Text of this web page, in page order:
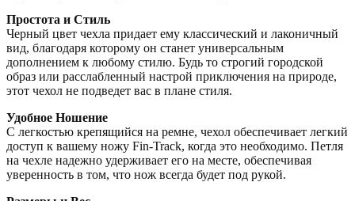
Простота и Стиль
Черный цвет чехла придает ему классический и лаконичный
вид, благодаря которому он станет универсальным
дополнением к любому стилю. Будь то строгий городской
образ или расслабленный настрой приключения на природе,
этот чехол не подведет вас в плане стиля.
Удобное Ношение
С легкостью крепящийся на ремне, чехол обеспечивает легкий
доступ к вашему ножу Fin-Track, когда это необходимо. Петля
на чехле надежно удерживает его на месте, обеспечивая
уверенность в том, что нож всегда будет под рукой.